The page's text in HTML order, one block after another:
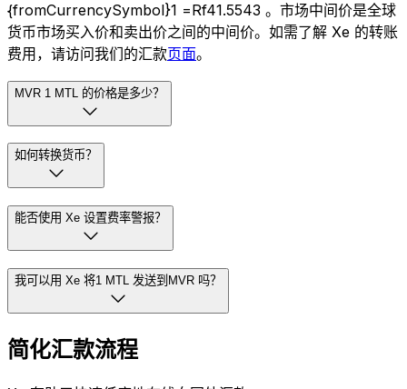
{fromCurrencySymbol}1 =Rf41.5543 。市场中间价是全球
货币市场买入价和卖出价之间的中间价。如需了解 Xe 的转账
费用，请访问我们的汇款页面。
MVR 1 MTL 的价格是多少？
如何转换货币？
能否使用 Xe 设置费率警报？
我可以用 Xe 将1 MTL 发送到MVR 吗？
简化汇款流程